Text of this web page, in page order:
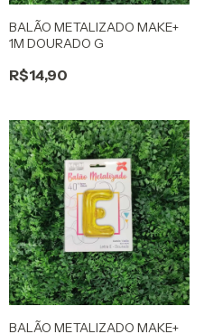
BALÃO METALIZADO MAKE+
1M DOURADO G
R$14,90
BALÃO METALIZADO MAKE+